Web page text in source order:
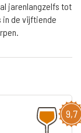
jarenlangzelfs tot
in de vijftiende
9,7